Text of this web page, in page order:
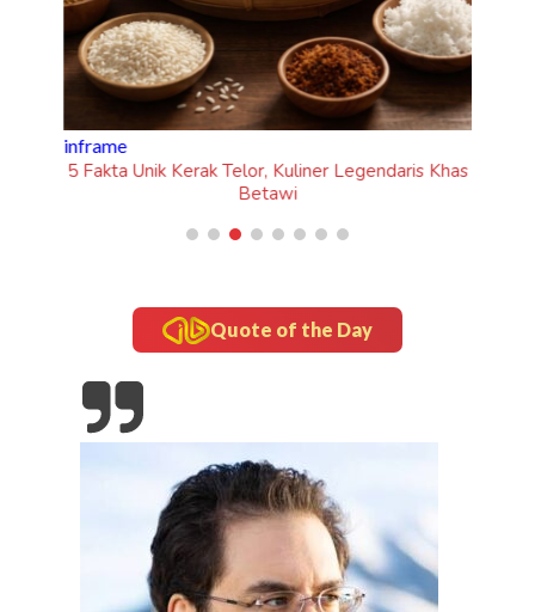
Legendaris Khas
Quote of the Day